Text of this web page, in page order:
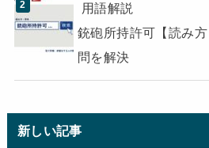
用語解説
銃砲所持許可【読み
問を解決
新しい記事